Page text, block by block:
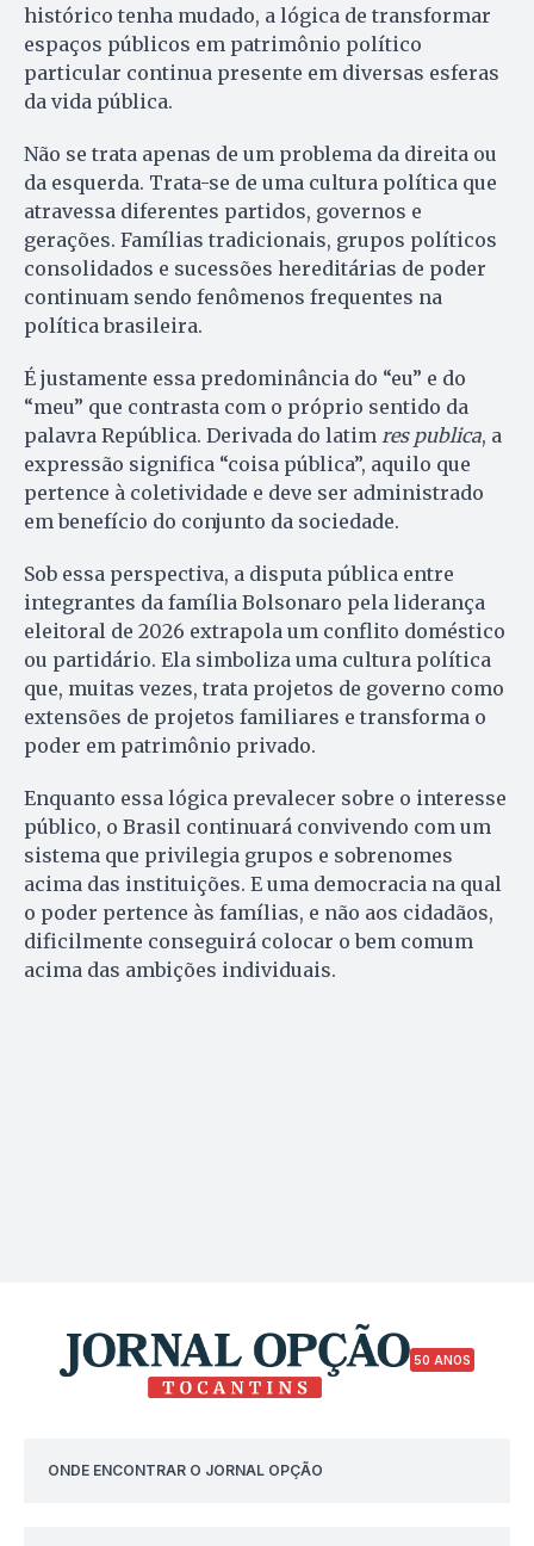
histórico tenha mudado, a lógica de transformar
espaços públicos em patrimônio político
particular continua presente em diversas esferas
da vida pública.
Não se trata apenas de um problema da direita ou
da esquerda. Trata-se de uma cultura política que
atravessa diferentes partidos, governos e
gerações. Famílias tradicionais, grupos políticos
consolidados e sucessões hereditárias de poder
continuam sendo fenômenos frequentes na
política brasileira.
É justamente essa predominância do “eu” e do
“meu” que contrasta com o próprio sentido da
palavra República. Derivada do latim res publica, a
expressão significa “coisa pública”, aquilo que
pertence à coletividade e deve ser administrado
em benefício do conjunto da sociedade.
Sob essa perspectiva, a disputa pública entre
integrantes da família Bolsonaro pela liderança
eleitoral de 2026 extrapola um conflito doméstico
ou partidário. Ela simboliza uma cultura política
que, muitas vezes, trata projetos de governo como
extensões de projetos familiares e transforma o
poder em patrimônio privado.
Enquanto essa lógica prevalecer sobre o interesse
público, o Brasil continuará convivendo com um
sistema que privilegia grupos e sobrenomes
acima das instituições. E uma democracia na qual
o poder pertence às famílias, e não aos cidadãos,
dificilmente conseguirá colocar o bem comum
acima das ambições individuais.
50 ANOS
ONDE ENCONTRAR O JORNAL OPÇÃO